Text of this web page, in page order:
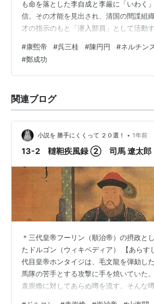
も命を落とした李自成と李厳に「いわく
信。その才能を見出され、清国の間諜組
才の指示のもと「潜入部員」として活動
鄭成功は東インド会社の進出を防いで明の
し、明の王族から王の姓である「朱」を賜
（性）爺」と呼ばれていた。鄭成功が亡
けて側近として仕えることを命じられる
明国の精強部隊を率い、女真族の侵入を
#康煕帝 #呉三桂 #陳円円 #ネルチン
#鄭成功
関連ブログ
小説を 勝手にくくって ２０選！ • 1年前
13-2 韃靼疾風録 ② 司馬 遼太郎
＊三代皇帝フーリン（順治帝）の摂政と
たドルゴン（ウィキペディア） 【あらす
代目皇帝ホンタイジは、毛文龍を弾劾し
馬隊の苦手とする攻撃に手を焼いていた
袁崇煥に対してあらぬ噂を流す。そんな